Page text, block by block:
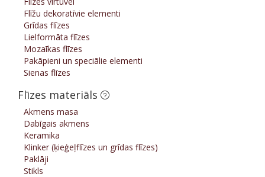
Flīžu dekoratīvie elementi
Grīdas flīzes
Lielformāta flīzes
Mozaīkas flīzes
Pakāpieni un speciālie elementi
Sienas flīzes
Flīzes materiāls
Akmens masa
Dabīgais akmens
Keramika
Klinker (ķieģeļflīzes un grīdas flīzes)
Paklāji
Stikls